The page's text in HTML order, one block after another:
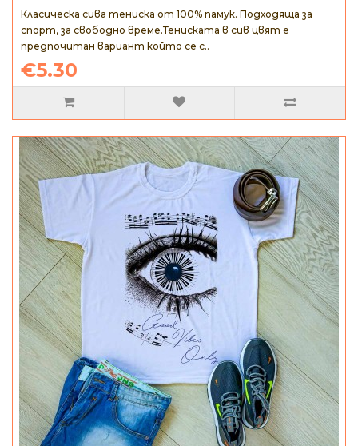
Класическа сива тениска от 100% памук. Подходяща за
спорт, за свободно време.Тениската в сив цвят е
предпочитан вариант който се с..
€5.30